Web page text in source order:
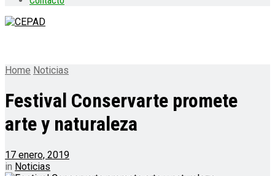
Home Noticias
Festival Conservarte promete
arte y naturaleza
17 enero, 2019
in Noticias